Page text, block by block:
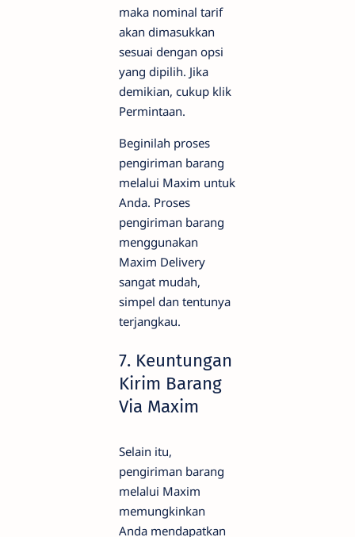
maka nominal tarif
akan dimasukkan
sesuai dengan opsi
yang dipilih. Jika
demikian, cukup klik
Permintaan.
Beginilah proses
pengiriman barang
melalui Maxim untuk
Anda. Proses
pengiriman barang
menggunakan
Maxim Delivery
sangat mudah,
simpel dan tentunya
terjangkau.
7. Keuntungan
Kirim Barang
Via Maxim
Selain itu,
pengiriman barang
melalui Maxim
memungkinkan
Anda mendapatkan